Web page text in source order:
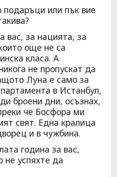
подаръци или пък вие
вас, за нацията, за
още не са
класа. А
не пропускат да
Луна е само за
в Истанбул,
броени дни, осъзнах,
че Босфора ми
свят. Една кралица
и в чужбина.
година за вас,
не успяхте да